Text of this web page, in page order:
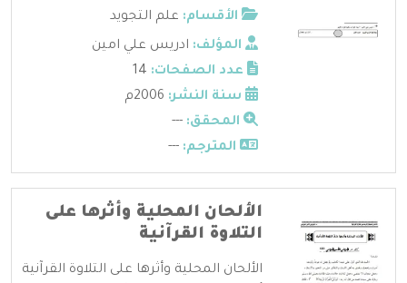
الأقسام: علم التجويد
المؤلف: ادريس علي امين
عدد الصفحات:
سنة النشر:
المحقق: ---
المترجم: ---
الألحان المحلية وأثرها على
التلاوة القرآنية
الألحان المحلية وأثرها على التلاوة القرآنية